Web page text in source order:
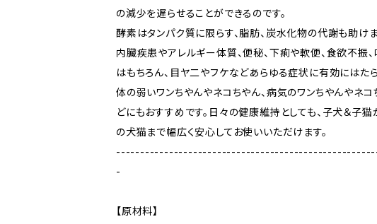
の減少を遅らせることができるのです。
酵素はタンパク質に限らす、脂肪、炭水化物の代謝も助けま
内臓疾患やアレルギー体質、便秘、下痢や軟便、食欲不振、
はもちろん、目ヤ二やフケなどあらゆる症状に有効にはたら
体の弱いワンちやんやネコちやん、病気のワンちやんやネコ
どにもおすすめです。日々の健康維持としても、子犬＆子猫
の犬猫まで幅広く安心してお使いいただけます。
-
【原材料】